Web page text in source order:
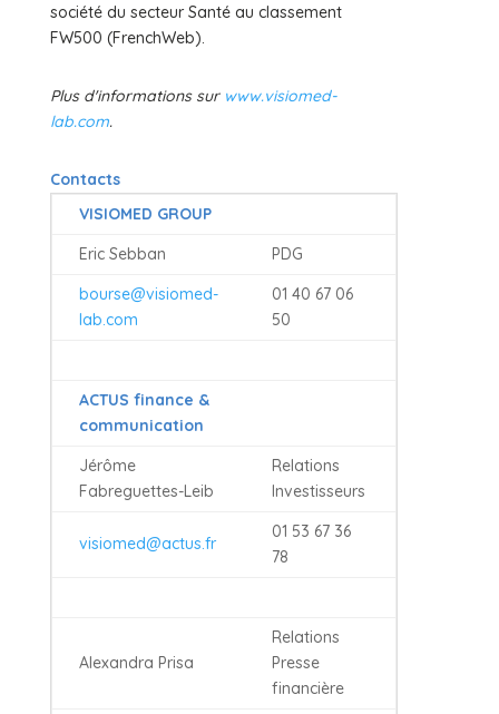
société du secteur Santé au classement
FW500 (FrenchWeb).
Plus d'informations sur www.visiomed-
lab.com.
Contacts
VISIOMED GROUP
Eric Sebban
PDG
bourse@visiomed-
lab.com
01 40 67 06
50
ACTUS finance &
communication
Jérôme
Fabreguettes-Leib
Relations
Investisseurs
visiomed@actus.fr
01 53 67 36
78
Alexandra Prisa
Relations
Presse
financière